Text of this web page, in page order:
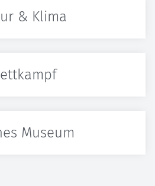
& Klima
Museum